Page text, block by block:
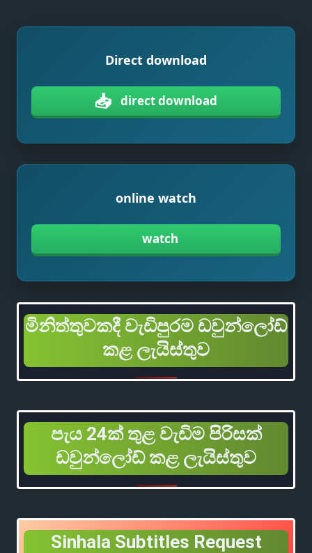
Direct download
📥 direct download
online watch
watch
මිනිත්තුවකදී වැඩිපුරම ඩවුන්ලෝඩ්
කළ ලැයිස්තුව
පැය 24ක් තුළ වැඩිම පිරිසක්
ඩවුන්ලෝඩ් කළ ලැයිස්තුව
Sinhala Subtitles Request